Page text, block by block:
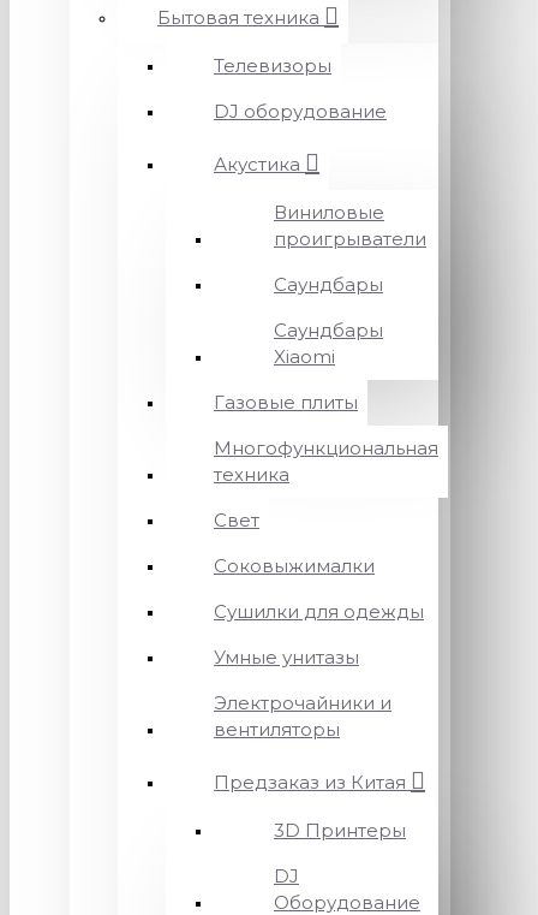
Бытовая техника
Телевизоры
DJ оборудование
Акустика
Виниловые
проигрыватели
Саундбары
Саундбары
Xiaomi
Газовые плиты
Многофункциональная
техника
Свет
Соковыжималки
Сушилки для одежды
Умные унитазы
Электрочайники и
вентиляторы
Предзаказ из Китая
3D Принтеры
DJ
Оборудование